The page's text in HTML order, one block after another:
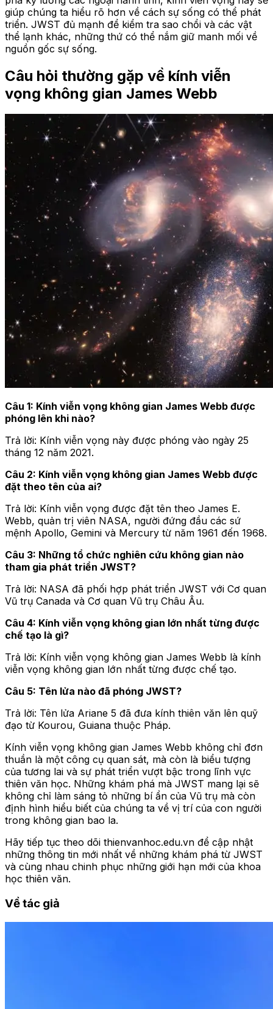
giúp chúng ta hiểu rõ hơn về cách sự sống có thể phát
triển. JWST đủ mạnh để kiểm tra sao chổi và các vật
thể lạnh khác, những thứ có thể nắm giữ manh mối về
nguồn gốc sự sống.
Câu hỏi thường gặp về kính viễn
vọng không gian James Webb
Câu 1: Kính viễn vọng không gian James Webb được
phóng lên khi nào?
Trả lời: Kính viễn vọng này được phóng vào ngày 25
tháng 12 năm 2021.
Câu 2: Kính viễn vọng không gian James Webb được
đặt theo tên của ai?
Trả lời: Kính viễn vọng được đặt tên theo James E.
Webb, quản trị viên NASA, người đứng đầu các sứ
mệnh Apollo, Gemini và Mercury từ năm 1961 đến 1968.
Câu 3: Những tổ chức nghiên cứu không gian nào
tham gia phát triển JWST?
Trả lời: NASA đã phối hợp phát triển JWST với Cơ quan
Vũ trụ Canada và Cơ quan Vũ trụ Châu Âu.
Câu 4: Kính viễn vọng không gian lớn nhất từng được
chế tạo là gì?
Trả lời: Kính viễn vọng không gian James Webb là kính
viễn vọng không gian lớn nhất từng được chế tạo.
Câu 5: Tên lửa nào đã phóng JWST?
Trả lời: Tên lửa Ariane 5 đã đưa kính thiên văn lên quỹ
đạo từ Kourou, Guiana thuộc Pháp.
Kính viễn vọng không gian James Webb không chỉ đơn
thuần là một công cụ quan sát, mà còn là biểu tượng
của tương lai và sự phát triển vượt bậc trong lĩnh vực
thiên văn học. Những khám phá mà JWST mang lại sẽ
không chỉ làm sáng tỏ những bí ẩn của Vũ trụ mà còn
định hình hiểu biết của chúng ta về vị trí của con người
trong không gian bao la.
Hãy tiếp tục theo dõi thienvanhoc.edu.vn để cập nhật
những thông tin mới nhất về những khám phá từ JWST
và cùng nhau chinh phục những giới hạn mới của khoa
học thiên văn.
Về tác giả